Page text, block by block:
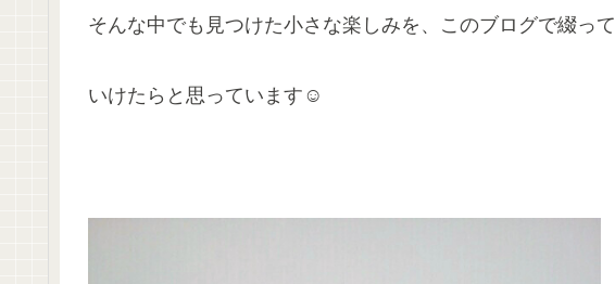
そんな中でも見つけた小さな楽しみを、このブログで綴って
いけたらと思っています☺️